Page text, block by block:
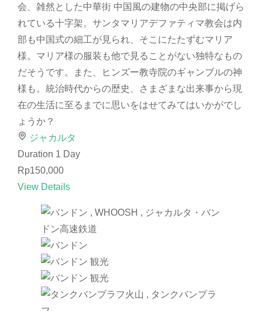
会、雑然とした中華街 中国風の建物の中央部に掲げら
れている十字架。サンタマリアデファティマ教会は内
部も中国式の細工が見られ、そこにたたずむマリア
様。マリア様の服装も他で見ることがない独特なもの
だそうです。また、ヒンズー教寺院のギャンブルの神
様も。統治時代からの歴史、さまざまな出来事から現
在の生活に至るまでに思いをはせてみてはいかがでし
ょうか？
ジャカルタ
Duration 1 Day
Rp150,000
View Details